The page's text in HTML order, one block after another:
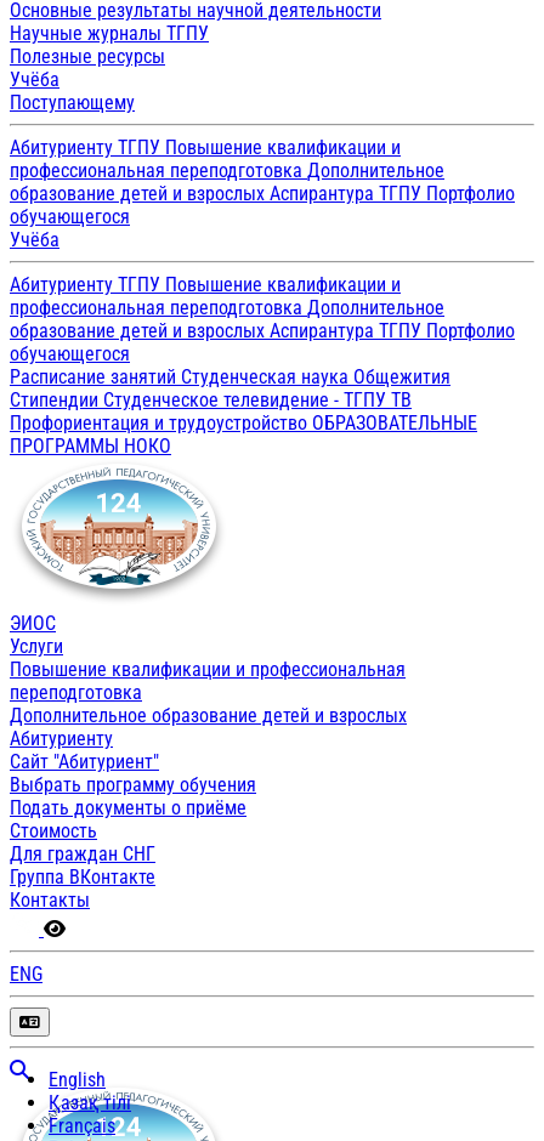
Основные результаты научной деятельности
Научные журналы ТГПУ
Полезные ресурсы
Учёба
Поступающему
Абитуриенту ТГПУ Повышение квалификации и
профессиональная переподготовка Дополнительное
образование детей и взрослых Аспирантура ТГПУ Портфолио
обучающегося
Учёба
Абитуриенту ТГПУ Повышение квалификации и
профессиональная переподготовка Дополнительное
образование детей и взрослых Аспирантура ТГПУ Портфолио
обучающегося
Расписание занятий Студенческая наука Общежития
Стипендии Студенческое телевидение - ТГПУ ТВ
Профориентация и трудоустройство ОБРАЗОВАТЕЛЬНЫЕ
ПРОГРАММЫ НОКО
ЭИОС
Услуги
Повышение квалификации и профессиональная
переподготовка
Дополнительное образование детей и взрослых
Абитуриенту
Сайт "Абитуриент"
Выбрать программу обучения
Подать документы о приёме
Стоимость
Для граждан СНГ
Группа ВКонтакте
Контакты
ENG
English
Қазақ тілі
Français